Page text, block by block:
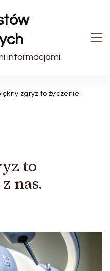
informacjami.
zgryz to życzenie
to
nas.